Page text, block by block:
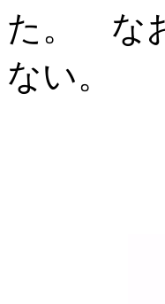
た。 な
ない。